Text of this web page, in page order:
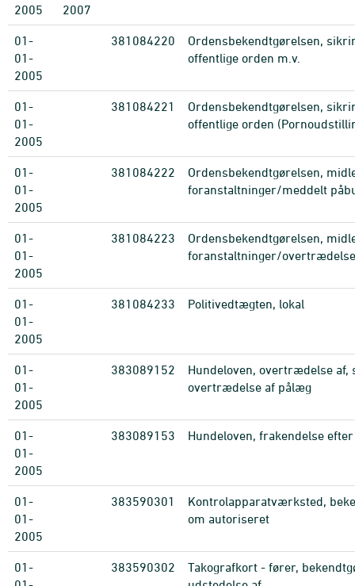
2005
2007
01-
01-
2005
381084220
Ordensbekendtgørelsen,
offentlige orden m.v.
01-
01-
2005
381084221
Ordensbekendtgørelsen,
offentlige orden
01-
01-
2005
381084222
Ordensbekendtgørelsen,
foranstaltninger/meddelt
01-
01-
2005
381084223
Ordensbekendtgørelsen,
foranstaltninger/
01-
01-
2005
381084233 Politivedtægten, lokal
01-
01-
2005
383089152
Hundeloven, overtrædelse af,
overtrædelse af pålæg
01-
01-
2005
383089153 Hundeloven, frakendelse efter
01-
01-
2005
383590301
Kontrolapparatværksted,
om autoriseret
01-
383590302
Takografkort - fører,